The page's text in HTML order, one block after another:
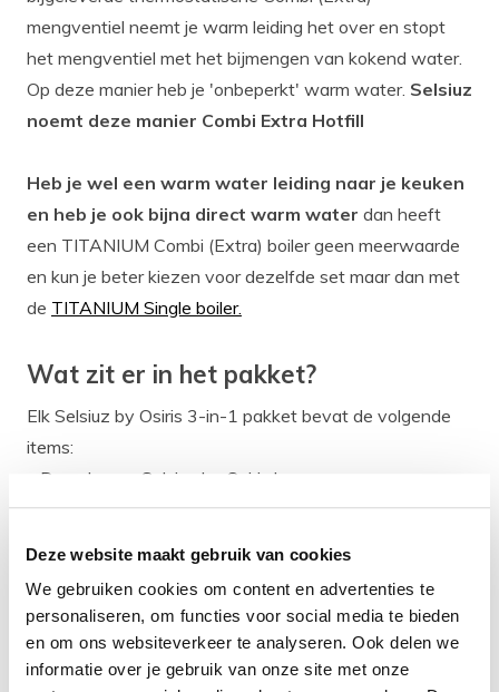
Deze website maakt gebruik van cookies
We gebruiken cookies om content en advertenties te
personaliseren, om functies voor social media te bieden
en om ons websiteverkeer te analyseren. Ook delen we
informatie over je gebruik van onze site met onze
mengventiel neemt je warm leiding het over en stopt
het mengventiel met het bijmengen van kokend water.
Op deze manier heb je 'onbeperkt' warm water. Selsiuz
noemt deze manier Combi Extra Hotfill
Heb je wel een warm water leiding naar je keuken
en heb je ook bijna direct warm water dan heeft
een TITANIUM Combi (Extra) boiler geen meerwaarde
en kun je beter kiezen voor dezelfde set maar dan met
de TITANIUM Single boiler.
Wat zit er in het pakket?
Elk Selsiuz by Osiris 3-in-1 pakket bevat de volgende
items:
De gekozen Selsiuz by Osiris kraan,
De gekozen Selsiuz kokend water boiler +
Al het aansluitmateriaal uit de Selsiuz
installatiehandleiding.
Kortom een compleet pakket zodat jij je Selsiuz by